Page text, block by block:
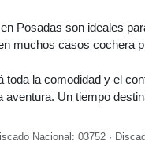
Posadas son ideales
muchos casos cochera
toda la comodidad y el
aventura. Un tiempo
Nacional: 03752 ·